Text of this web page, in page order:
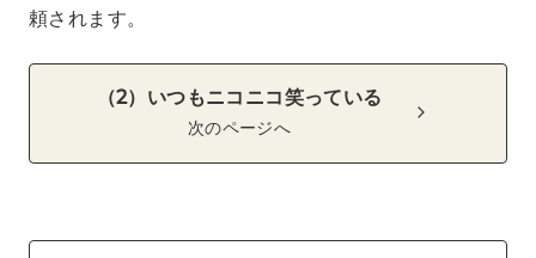
頼されます。
（2）いつもニコニコ笑っている
次のページへ